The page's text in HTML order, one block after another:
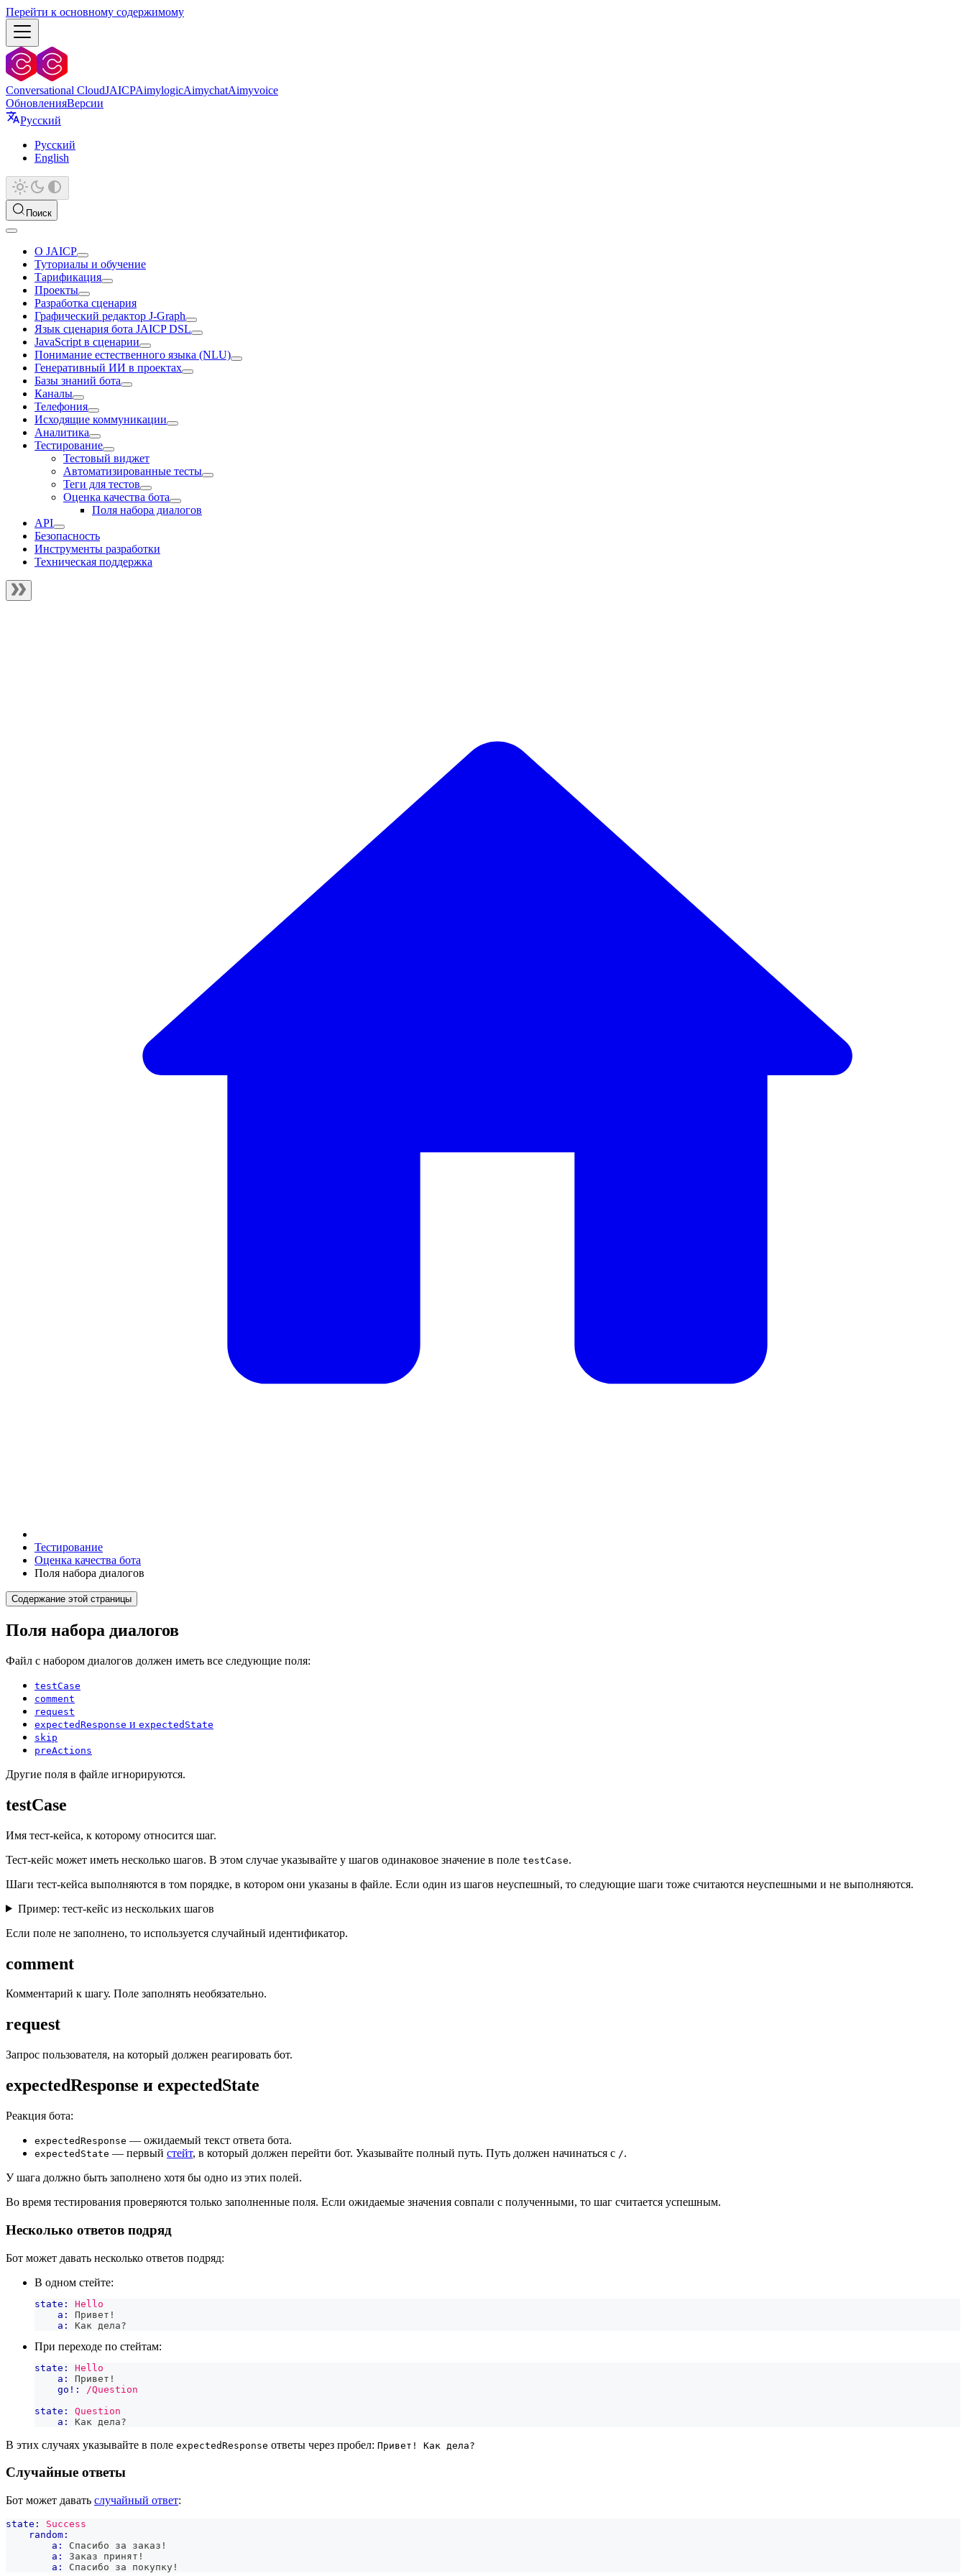
Перейти к основному содержимому
Conversational CloudJAICPAimylogicAimychatAimyvoice
ОбновленияВерсии
Русский
Русский
English
Поиск
О JAICP
Туториалы и обучение
Тарификация
Проекты
Разработка сценария
Графический редактор J‑Graph
Язык сценария бота JAICP DSL
JavaScript в сценарии
Понимание естественного языка (NLU)
Генеративный ИИ в проектах
Базы знаний бота
Каналы
Телефония
Исходящие коммуникации
Аналитика
Тестирование
Тестовый виджет
Автоматизированные тесты
Теги для тестов
Оценка качества бота
Поля набора диалогов
API
Безопасность
Инструменты разработки
Техническая поддержка
Тестирование
Оценка качества бота
Поля набора диалогов
Содержание этой страницы
Поля набора диалогов
Файл с набором диалогов должен иметь все следующие поля:
testCase
comment
request
expectedResponse и expectedState
skip
preActions
Другие поля в файле игнорируются.
testCase
Имя тест-кейса, к которому относится шаг.
Тест-кейс может иметь несколько шагов. В этом случае указывайте у шагов одинаковое значение в поле testCase.
Шаги тест-кейса выполняются в том порядке, в котором они указаны в файле. Если один из шагов неуспешный, то следующие шаги тоже считаются неуспешными и не выполняются.
Пример: тест-кейс из нескольких шагов
Если поле не заполнено, то используется случайный идентификатор.
comment
Комментарий к шагу. Поле заполнять необязательно.
request
Запрос пользователя, на который должен реагировать бот.
expectedResponse и expectedState
Реакция бота:
expectedResponse — ожидаемый текст ответа бота.
expectedState — первый стейт, в который должен перейти бот. Указывайте полный путь. Путь должен начинаться с /.
У шага должно быть заполнено хотя бы одно из этих полей.
Во время тестирования проверяются только заполненные поля. Если ожидаемые значения совпали с полученными, то шаг считается успешным.
Несколько ответов подряд
Бот может давать несколько ответов подряд:
В одном стейте:
state:
Hello
a:
Привет!
a:
Как дела?
При переходе по стейтам:
state:
Hello
a:
Привет!
go!:
/Question
state:
Question
a:
Как дела?
В этих случаях указывайте в поле expectedResponse ответы через пробел: Привет! Как дела?
Случайные ответы
Бот может давать случайный ответ:
state:
Success
random:
a:
Спасибо за заказ!
a:
Заказ принят!
a:
Спасибо за покупку!